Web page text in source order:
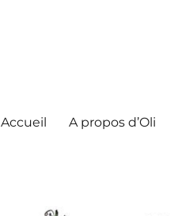
Accueil A propos d’Oli